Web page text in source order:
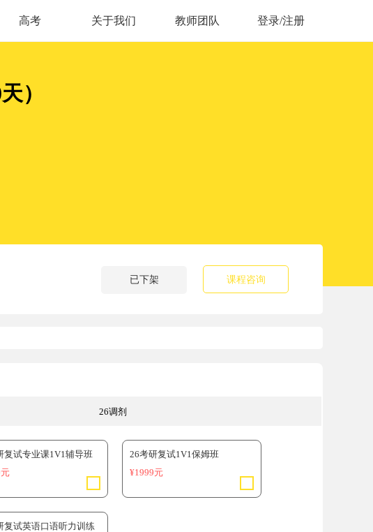
高考 关于我们 教师团队 登录/注册
）
已下架 课程咨询
26调剂
复试专业课1V1辅导班
26考研复试1V1保姆班
¥1999元
复试英语口语听力训练